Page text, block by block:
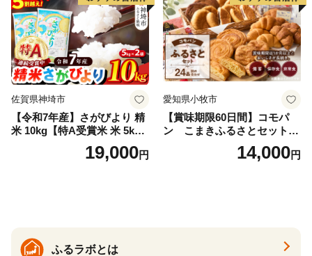
佐賀県神埼市
【令和7年産】さがびより 精
米 10kg【特A受賞米 米 5kg×
2袋 お米 コメ こめ 国産 美味
しい ブランド米 人気 ランキ
19,000円
愛知県小牧市
【賞味期限60日間】コモパ
ン こまきふるさとセット
（24個入り）／災害用備蓄
保存食 非常食 防災グッズに
14,000円
ふるラボとは